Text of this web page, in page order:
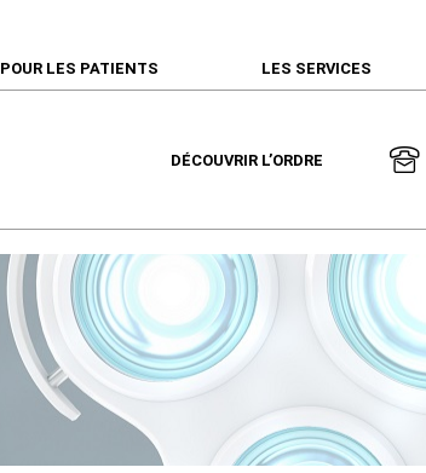
POUR LES PATIENTS LES SERVICES
DÉCOUVRIR L’ORDRE